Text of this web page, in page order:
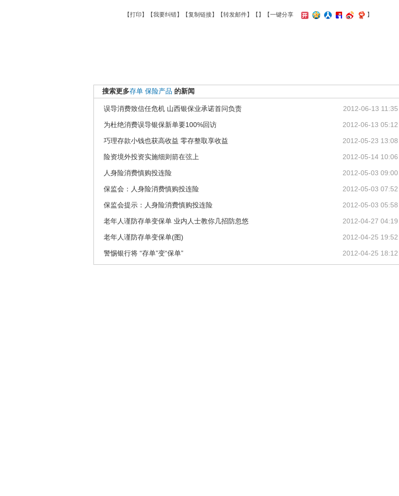
【打印 】【我要纠错】【复制链接】【转发邮件】【 】 【一键分享 】
搜索更多存单 保险产品 的新闻
2012-06-13 11:35
误导消费致信任危机 山西银保业承诺首问负责
2012-06-13 05:12
为杜绝消费误导银保新单要100%回访
2012-05-23 13:08
巧理存款小钱也获高收益 零存整取享收益
2012-05-14 10:06
险资境外投资实施细则箭在弦上
2012-05-03 09:00
人身险消费慎购投连险
2012-05-03 07:52
保监会：人身险消费慎购投连险
2012-05-03 05:58
保监会提示：人身险消费慎购投连险
2012-04-27 04:19
老年人谨防存单变保单 业内人士教你几招防忽悠
2012-04-25 19:52
老年人谨防存单变保单(图)
2012-04-25 18:12
警惕银行将 “存单”变“保单”